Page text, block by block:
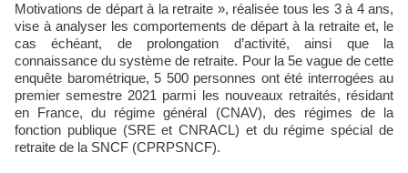
Motivations de départ à la retraite », réalisée tous les 3 à 4 ans,
vise à analyser les comportements de départ à la retraite et, le
cas échéant, de prolongation d’activité, ainsi que la
connaissance du système de retraite. Pour la 5e vague de cette
enquête barométrique, 5 500 personnes ont été interrogées au
premier semestre 2021 parmi les nouveaux retraités, résidant
en France, du régime général (CNAV), des régimes de la
fonction publique (SRE et CNRACL) et du régime spécial de
retraite de la SNCF (CPRPSNCF).